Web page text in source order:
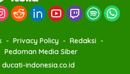
Privacy Policy
Redaksi
Pedoman Media Siber
indonesia.co.id